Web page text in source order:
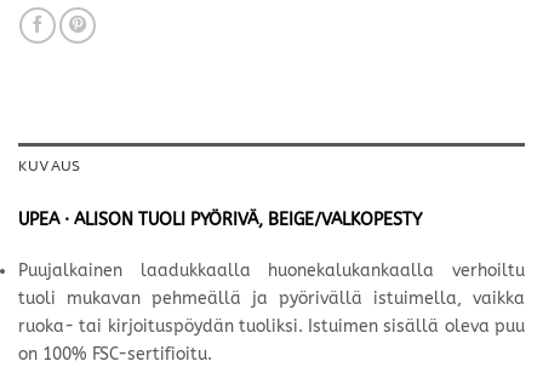
KUVAUS
UPEA · ALISON TUOLI PYÖRIVÄ, BEIGE/VALKOPESTY
Puujalkainen laadukkaalla huonekalukankaalla verhoiltu
tuoli mukavan pehmeällä ja pyörivällä istuimella, vaikka
ruoka- tai kirjoituspöydän tuoliksi. Istuimen sisällä oleva puu
on 100% FSC-sertifioitu.